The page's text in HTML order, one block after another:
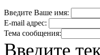
Введите Ваше имя:
E-mail адрес:
Тема сообщения:
Введите